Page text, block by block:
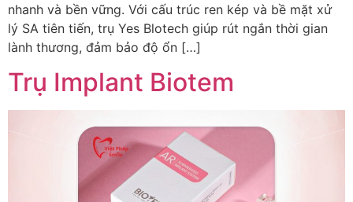
nhanh và bền vững. Với cấu trúc ren kép và bề mặt xử
lý SA tiên tiến, trụ Yes Blotech giúp rút ngắn thời gian
lành thương, đảm bảo độ ổn […]
Trụ Implant Biotem